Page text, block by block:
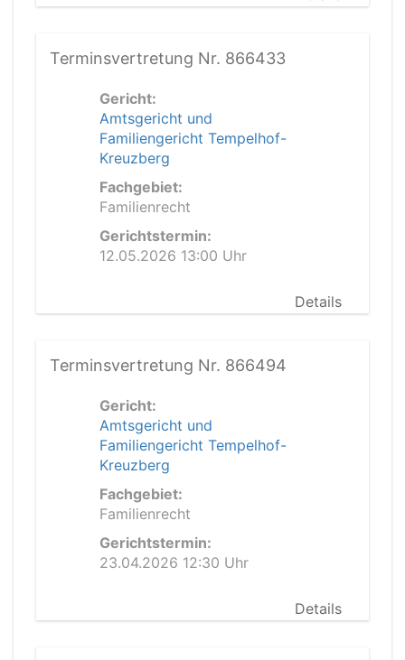
Terminsvertretung Nr. 866433
Gericht:
Amtsgericht und
Familiengericht Tempelhof-
Kreuzberg
Fachgebiet:
Familienrecht
Gerichtstermin:
12.05.2026 13:00 Uhr
Details
Terminsvertretung Nr. 866494
Gericht:
Amtsgericht und
Familiengericht Tempelhof-
Kreuzberg
Fachgebiet:
Familienrecht
Gerichtstermin:
23.04.2026 12:30 Uhr
Details